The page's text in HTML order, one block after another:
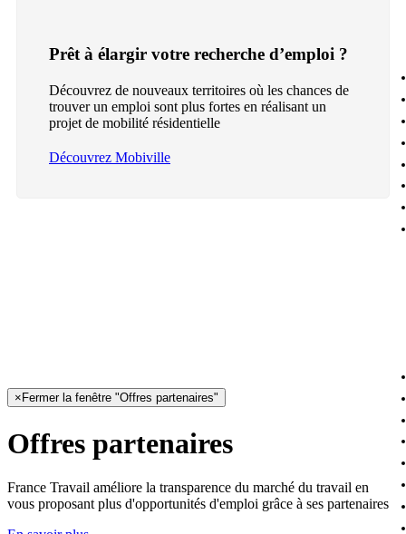
Prêt à élargir votre recherche d’emploi ?
Découvrez de nouveaux territoires où les chances de
trouver un emploi sont plus fortes en réalisant un
projet de mobilité résidentielle
Découvrez Mobiville
× Fermer la fenêtre "Offres partenaires"
Offres partenaires
France Travail améliore la transparence du marché du travail en
vous proposant plus d'opportunités d'emploi grâce à ses partenaires